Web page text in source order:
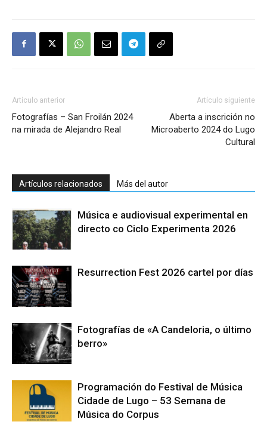
Artículo anterior
Fotografías – San Froilán 2024
na mirada de Alejandro Real
Artículo siguiente
Aberta a inscrición no
Microaberto 2024 do Lugo
Cultural
Artículos relacionados Más del autor
Música e audiovisual experimental en
directo co Ciclo Experimenta 2026
Resurrection Fest 2026 cartel por días
Fotografías de «A Candeloria, o último
berro»
Programación do Festival de Música
Cidade de Lugo – 53 Semana de
Música do Corpus